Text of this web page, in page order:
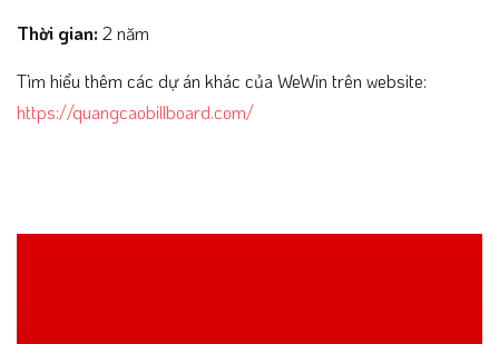
Thời gian: 2 năm
Tìm hiểu thêm các dự án khác của WeWin trên website:
https://quangcaobillboard.com/